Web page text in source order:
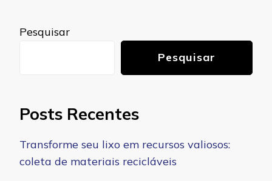
Pesquisar
Pesquisar
Posts Recentes
Transforme seu lixo em recursos valiosos:
coleta de materiais recicláveis